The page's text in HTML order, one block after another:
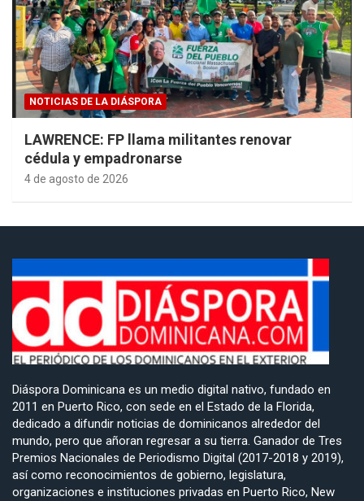
NOTICIAS DE LA DIÁSPORA
LAWRENCE: FP llama militantes renovar
cédula y empadronarse
4 de agosto de 2026
Diáspora Dominicana es un medio digital nativo, fundado en
2011 en Puerto Rico, con sede en el Estado de la Florida,
dedicado a difundir noticias de dominicanos alrededor del
mundo, pero que añoran regresar a su tierra. Ganador de Tres
Premios Nacionales de Periodismo Digital (2017-2018 y 2019),
así como reconocimientos de gobierno, legislatura,
organizaciones e instituciones privadas en Puerto Rico, New